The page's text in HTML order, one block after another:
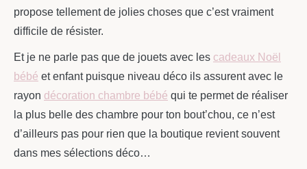
propose tellement de jolies choses que c’est vraiment
difficile de résister.
Et je ne parle pas que de jouets avec les cadeaux Noël
bébé et enfant puisque niveau déco ils assurent avec le
rayon décoration chambre bébé qui te permet de réaliser
la plus belle des chambre pour ton bout’chou, ce n’est
d’ailleurs pas pour rien que la boutique revient souvent
dans mes sélections déco…